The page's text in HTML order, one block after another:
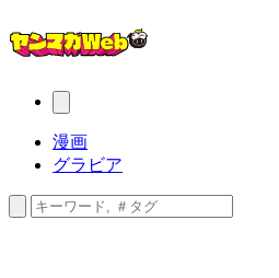
漫画
グラビア